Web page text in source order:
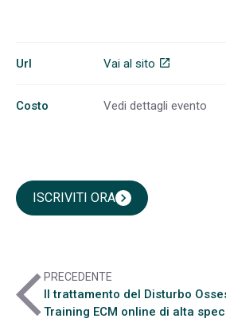
Url Vai al sito open_in_new
Costo Vedi dettagli evento
ISCRIVITI ORAchevron_right
arrow_back_iosPRECEDENTE
Il trattamento del Disturbo
Training ECM online di alta